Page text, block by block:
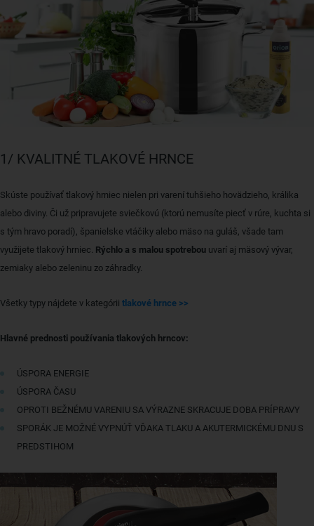
1/ KVALITNÉ TLAKOVÉ HRNCE
Skúste používať tlakový hrniec nielen pri varení tuhšieho hovädzieho, králika
alebo diviny. Či už pripravujete sviečkovú (ktorú nemusíte piecť v rúre, kuchta si
s tým hravo poradí), španielske vtáčiky alebo mäso na guláš, všade tam
využijete tlakový hrniec. Rýchlo a s malou spotrebou uvarí aj mäsový vývar,
zemiaky alebo zeleninu zo záhradky.
Všetky typy nájdete v kategórii tlakové hrnce >>
Hlavné prednosti používania tlakových hrncov:
ÚSPORA ENERGIE
ÚSPORA ČASU
OPROTI BEŽNÉMU VARENIU SA VÝRAZNE SKRACUJE DOBA PRÍPRAVY
SPORÁK JE MOŽNÉ VYPNÚŤ VĎAKA TLAKU A AKUTERMICKÉMU DNU S
PREDSTIHOM